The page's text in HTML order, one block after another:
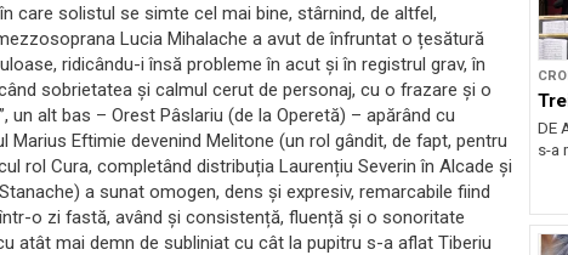
care solistul se simte cel mai bine, stârnind, de altfel,
Lucia Mihalache a avut de înfruntat o țesătură
ridicându-i însă probleme în acut și în registrul grav, în
sobrietatea și calmul cerut de personaj, cu o frazare și o
un alt bas – Orest Pâslariu (de la Operetă) – apărând cu
Eftimie devenind Melitone (un rol gândit, de fapt, pentru
rol Cura, completând distribuția Laurențiu Severin în Alcade și
a sunat omogen, dens și expresiv, remarcabile fiind
o zi fastă, având și consistență, fluență și o sonoritate
atât mai demn de subliniat cu cât la pupitru s-a aflat Tiberiu
DE
s-a